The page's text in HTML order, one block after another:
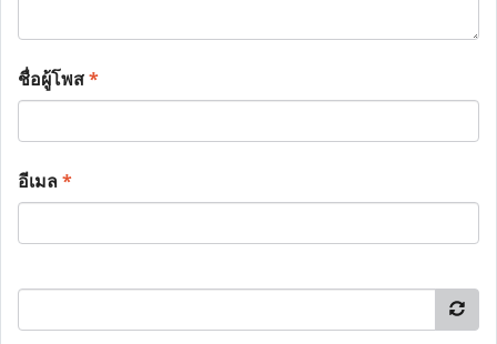
ชื่อผู้โพส*
อีเมล*